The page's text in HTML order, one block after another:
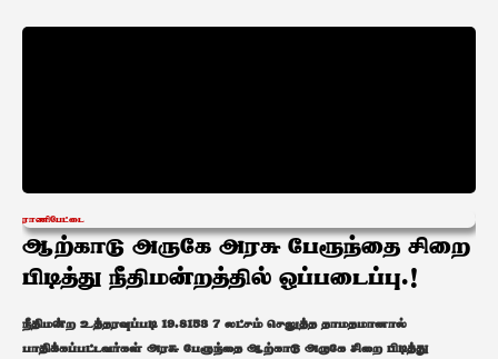
ராணிபேட்டை
ஆற்காடு அருகே அரசு பேரூந்தை சிறை
பிடித்து நீதிமன்றத்தில் ஒப்படைப்பு.!
நீதிமன்ற உத்தரவுப்படி 19.8153 7 லட்சம் செலுத்த தாமதமானால்
பாதிக்கப்பட்டவர்கள் அரசு பேரூந்தை ஆற்காடு அருகே சிறை பிடித்து